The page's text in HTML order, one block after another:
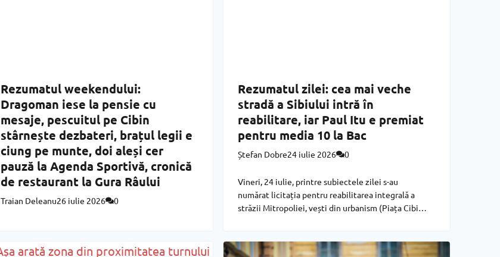
Rezumatul weekendului:
Dragoman iese la pensie cu
mesaje, pescuitul pe Cibin
stârnește dezbateri, brațul legii e
ciung pe munte, doi aleși cer
pauză la Agenda Sportivă, cronică
de restaurant la Gura Râului
Traian Deleanu26 iulie 2026 0
Rezumatul zilei: cea mai veche
stradă a Sibiului intră în
reabilitare, iar Paul Itu e premiat
pentru media 10 la Bac
Ștefan Dobre24 iulie 2026 0
Vineri, 24 iulie, printre subiectele zilei s-au
numărat licitația pentru reabilitarea integrală a
străzii Mitropoliei, vești din urbanism (Piața Cibin),
Onoare al Sibiului). Cele mai